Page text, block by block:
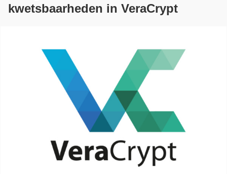
kwetsbaarheden in VeraCrypt